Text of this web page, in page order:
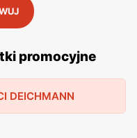
specjalne oferty.
sklepach
klientom na
i planować zakupy.
nowościach i
promocyjne
DEICHMANN